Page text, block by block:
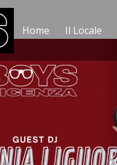
Home Il Locale